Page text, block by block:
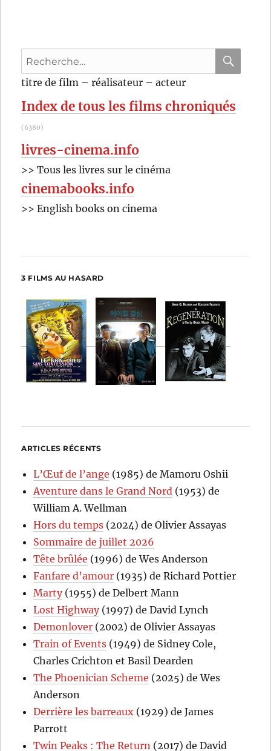
Renato
Recherche
pour
titre de film – réalisateur – acteur
Index de tous les films chroniqués
(6380)
livres-cinema.info
>> Tous les livres sur le cinéma
cinemabooks.info
>> English books on cinema
3 FILMS AU HASARD
ARTICLES RÉCENTS
L’Œuf de l’ange (1985) de Mamoru Oshii
Aventure dans le Grand Nord (1953) de
William A. Wellman
Hors du temps (2024) de Olivier Assayas
Sommaire de juillet 2026
Tête brûlée (1996) de Wes Anderson
Fanfare d’amour (1935) de Richard Pottier
Marty(1955) de Delbert Mann
Lost Highway(1997) de David Lynch
Demonlover (2002) de Olivier Assayas
Train of Events (1949) de Sidney Cole,
Charles Crichton et Basil Dearden
The Phoenician Scheme (2025) de Wes
Anderson
Derrière les barreaux (1929) de James
Parrott
Twin Peaks : The Return (2017) de David